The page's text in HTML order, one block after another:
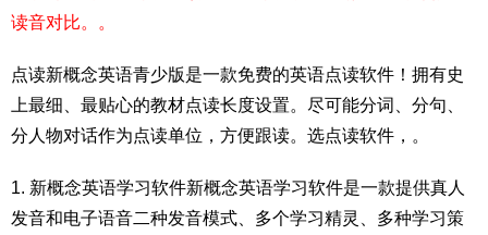
读音对比。。
点读新概念英语青少版是一款免费的英语点读软件！拥有史
上最细、最贴心的教材点读长度设置。尽可能分词、分句、
分人物对话作为点读单位，方便跟读。选点读软件，。
1. 新概念英语学习软件新概念英语学习软件是一款提供真人
发音和电子语音二种发音模式、多个学习精灵、多种学习策